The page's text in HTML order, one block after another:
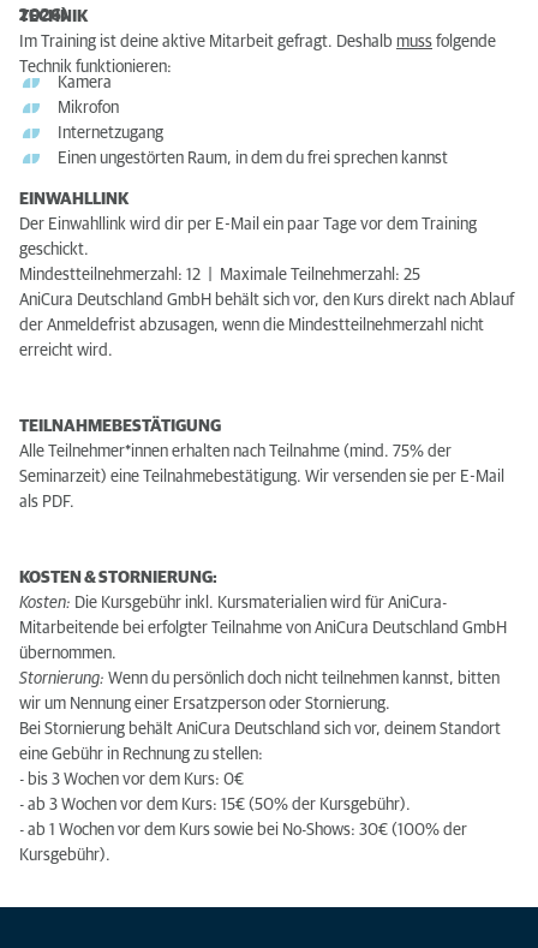
2026)
TECHNIK
Im Training ist deine aktive Mitarbeit gefragt. Deshalb muss folgende
Technik funktionieren:
Kamera
Mikrofon
Internetzugang
Einen ungestörten Raum, in dem du frei sprechen kannst
EINWAHLLINK
Der Einwahllink wird dir per E-Mail ein paar Tage vor dem Training
geschickt.
Mindestteilnehmerzahl: 12 | Maximale Teilnehmerzahl: 25
AniCura Deutschland GmbH behält sich vor, den Kurs direkt nach Ablauf
der Anmeldefrist abzusagen, wenn die Mindestteilnehmerzahl nicht
erreicht wird.
TEILNAHMEBESTÄTIGUNG
Alle Teilnehmer*innen erhalten nach Teilnahme (mind. 75% der
Seminarzeit) eine Teilnahmebestätigung. Wir versenden sie per E-Mail
als PDF.
KOSTEN & STORNIERUNG:
Kosten: Die Kursgebühr inkl. Kursmaterialien wird für AniCura-
Mitarbeitende bei erfolgter Teilnahme von AniCura Deutschland GmbH
übernommen.
Stornierung: Wenn du persönlich doch nicht teilnehmen kannst, bitten
wir um Nennung einer Ersatzperson oder Stornierung.
Bei Stornierung behält AniCura Deutschland sich vor, deinem Standort
eine Gebühr in Rechnung zu stellen:
- bis 3 Wochen vor dem Kurs: 0€
- ab 3 Wochen vor dem Kurs: 15€ (50% der Kursgebühr).
- ab 1 Wochen vor dem Kurs sowie bei No-Shows: 30€ (100% der
Kursgebühr).